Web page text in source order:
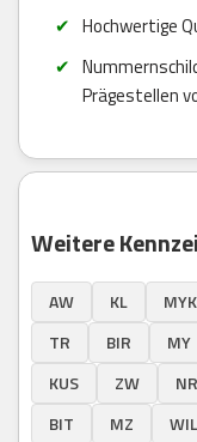
Hochwertige
Prägestellen
Weitere
AW KL MYK
TR
BIR MY
KUS
ZW NR
BIT
MZ WIL